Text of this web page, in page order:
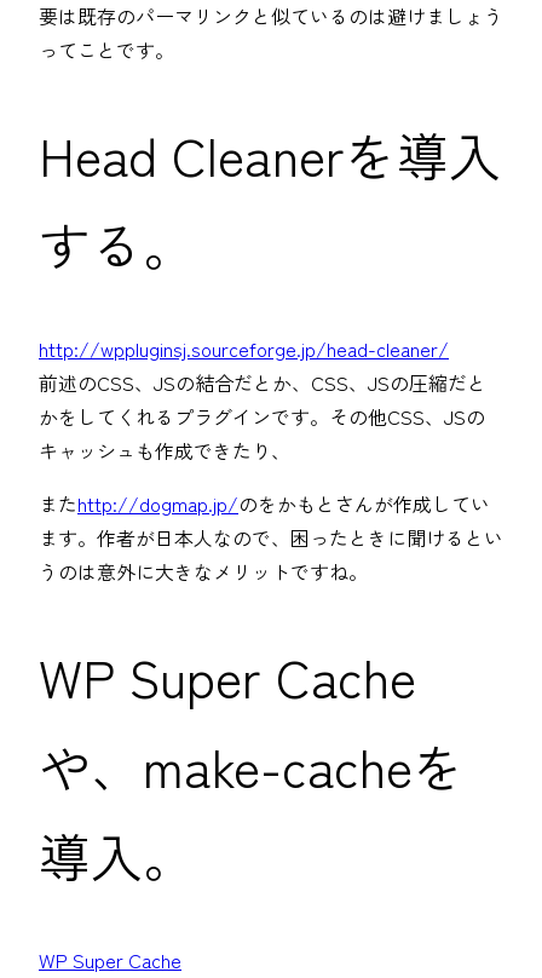
要は既存のパーマリンクと似ているのは避けましょう
ってことです。
Head Cleanerを導入
する。
http://wppluginsj.sourceforge.jp/head-cleaner/
前述のCSS、JSの結合だとか、CSS、JSの圧縮だと
かをしてくれるプラグインです。その他CSS、JSの
キャッシュも作成できたり、
またhttp://dogmap.jp/のをかもとさんが作成してい
ます。作者が日本人なので、困ったときに聞けるとい
うのは意外に大きなメリットですね。
WP Super Cache
や、make-cacheを
導入。
WP Super Cache